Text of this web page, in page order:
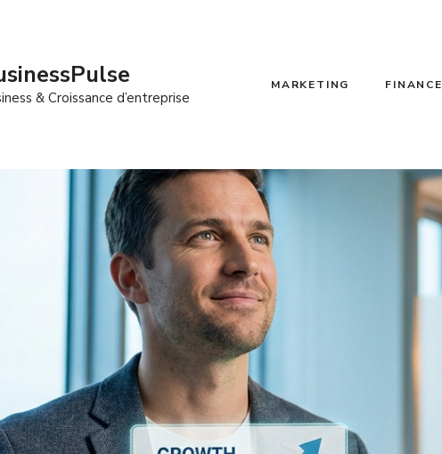
& Croissance d’entreprise
MARKETING FINANCE